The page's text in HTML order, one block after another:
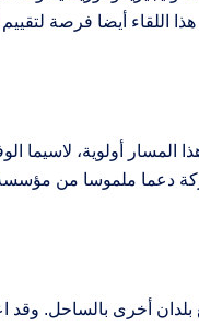
اللقاء أيضا فرصة لتقييم
أولوية، لاسيما
دعما ملموسا من
بلدان أخرى بالساحل. وقد